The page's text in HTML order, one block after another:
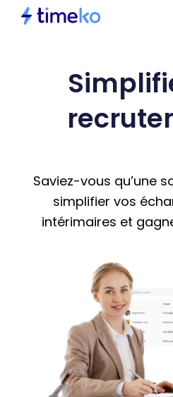
Saviez-vous qu’une
simplifier vos
intérimaires et